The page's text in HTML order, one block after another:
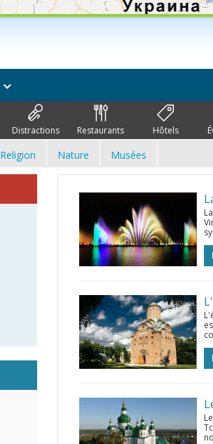
Distractions Restaurants Hôtels
Religion Nature Musées